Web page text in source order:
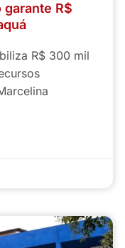
garante R$
R$ 300 mil